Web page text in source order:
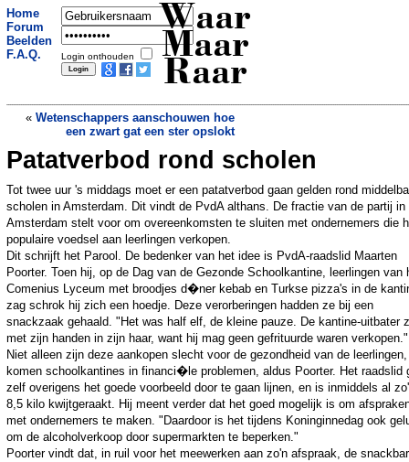
Home
Forum
Beelden
F.A.Q.
Login onthouden
Waar
Maar
Raar
« Wetenschappers aanschouwen hoe
een zwart gat een ster opslokt
Meldpunt voor verspilling in Italie
Patatverbod rond scholen
Tot twee uur 's middags moet er een patatverbod gaan gelden rond
scholen in Amsterdam. Dit vindt de PvdA althans. De fractie van de partij in
Amsterdam stelt voor om overeenkomsten te sluiten met ondernemers die
populaire voedsel aan leerlingen verkopen.
Dit schrijft het Parool. De bedenker van het idee is PvdA-raadslid Maarten
Poorter. Toen hij, op de Dag van de Gezonde Schoolkantine, leerlingen van
Comenius Lyceum met broodjes d�ner kebab en Turkse pizza's in de
zag schrok hij zich een hoedje. Deze verorberingen hadden ze bij een
snackzaak gehaald. "Het was half elf, de kleine pauze. De kantine-uitbater
met zijn handen in zijn haar, want hij mag geen gefrituurde waren verkopen."
Niet alleen zijn deze aankopen slecht voor de gezondheid van de
komen schoolkantines in financi�le problemen, aldus Poorter. Het raadslid
zelf overigens het goede voorbeeld door te gaan lijnen, en is inmiddels al
8,5 kilo kwijtgeraakt. Hij meent verder dat het goed mogelijk is om
met ondernemers te maken. "Daardoor is het tijdens Koninginnedag ook
om de alcoholverkoop door supermarkten te beperken."
Poorter vindt dat, in ruil voor het meewerken aan zo'n afspraak, de